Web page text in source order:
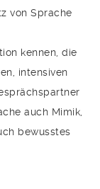
von Sprache
kennen, die
intensiven
auch Mimik,
bewusstes